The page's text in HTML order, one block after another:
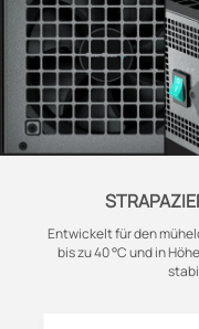
Entwickelt für den
bis zu 40 °C und in